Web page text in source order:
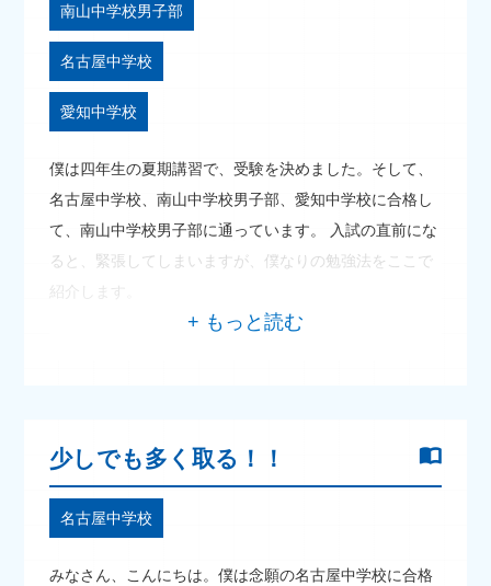
南山中学校男子部
名古屋中学校
愛知中学校
僕は四年生の夏期講習で、受験を決めました。そして、
名古屋中学校、南山中学校男子部、愛知中学校に合格し
て、南山中学校男子部に通っています。 入試の直前にな
ると、緊張してしまいますが、僕なりの勉強法をここで
紹介します。
少しでも多く取る！！
名古屋中学校
みなさん、こんにちは。僕は念願の名古屋中学校に合格